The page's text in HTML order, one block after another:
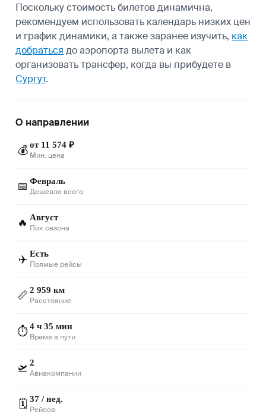
Поскольку стоимость билетов динамична,
рекомендуем использовать календарь низких цен
и график динамики, а также заранее изучить, как
добраться до аэропорта вылета и как
организовать трансфер, когда вы прибудете в
Сургут.
О направлении
💰 от 11 574 ₽
Мин. цена
📅 Февраль
Дешевле всего
🔥 Август
Пик сезона
✈️ Есть
Прямые рейсы
📏 2 959 км
Расстояние
⏱️4 ч 35 мин
Время в пути
🛫 2
Авиакомпании
🗓️ 37 / нед.
Рейсов